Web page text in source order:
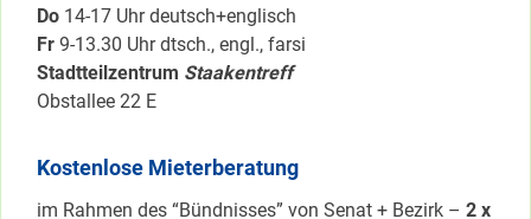
Do 14-17 Uhr deutsch+englisch
Fr 9-13.30 Uhr dtsch., engl., farsi
Stadtteilzentrum Staakentreff
Obstallee 22 E
Kostenlose Mieterberatung
im Rahmen des “Bündnisses” von Senat + Bezirk – 2 x